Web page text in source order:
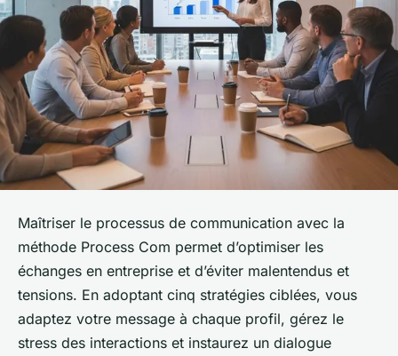
Maîtriser le processus de communication avec la
méthode Process Com permet d’optimiser les
échanges en entreprise et d’éviter malentendus et
tensions. En adoptant cinq stratégies ciblées, vous
adaptez votre message à chaque profil, gérez le
stress des interactions et instaurez un dialogue